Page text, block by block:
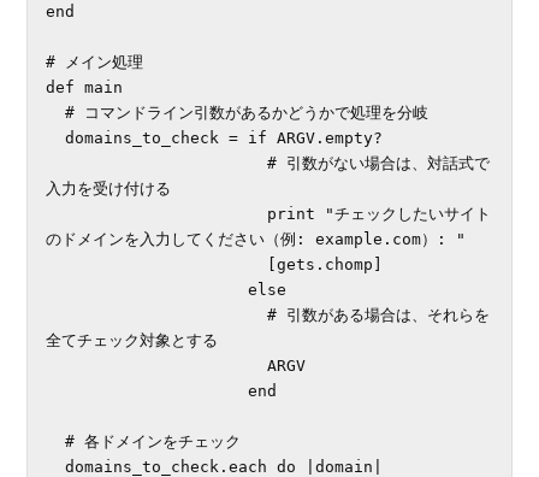
end
# メイン処理
def main
  # コマンドライン引数があるかどうかで処理を分岐
  domains_to_check = if ARGV.empty?
                       # 引数がない場合は、対話式で
入力を受け付ける
のドメインを入力してください（例: example.com）: "
                     else
                       # 引数がある場合は、それらを
全てチェック対象とする
                       ARGV
                     end
  # 各ドメインをチェック
  domains_to_check.each do |domain|